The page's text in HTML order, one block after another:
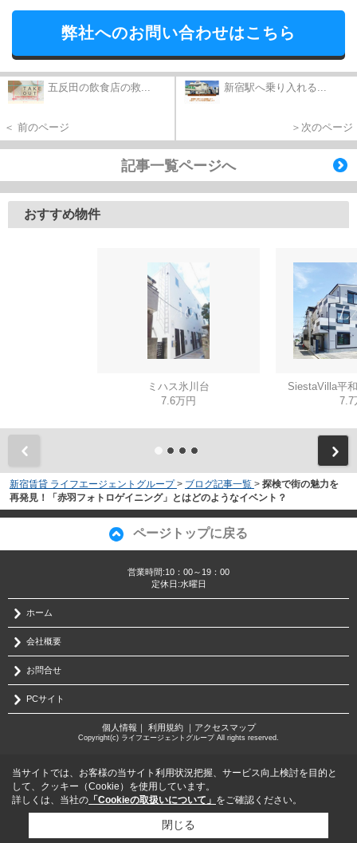
弊社へのお問い合わせはこちら
五反田の飲食店の救...
＜ 前のページ
新宿駅へ乗り入れる...
＞次のページ
記事一覧ページへ
おすすめ物件
ミハス氷川台
7.6万円
SiestaVilla平
7.7
新宿賃貸 ライフエージェントグループ > ブログ記事一覧 > 探検で街の魅力を
再発見！「赤羽フォトロゲイニング」とはどのようなイベント？
ページトップに戻る
営業時間:10：00～19：00
定休日:水曜日
ホーム
会社概要
お問合せ
PCサイト
個人情報 ｜ 利用規約｜ アクセスマップ
Copyright(c) ライフエージェントグループ All rights reserved.
当サイトでは、お客様の当サイト利用状況把握、サービス向上検討を目的と
して、クッキー（Cookie）を使用しています。
詳しくは、当社の 「Cookieの取扱いについて」 をご確認ください。
閉じる